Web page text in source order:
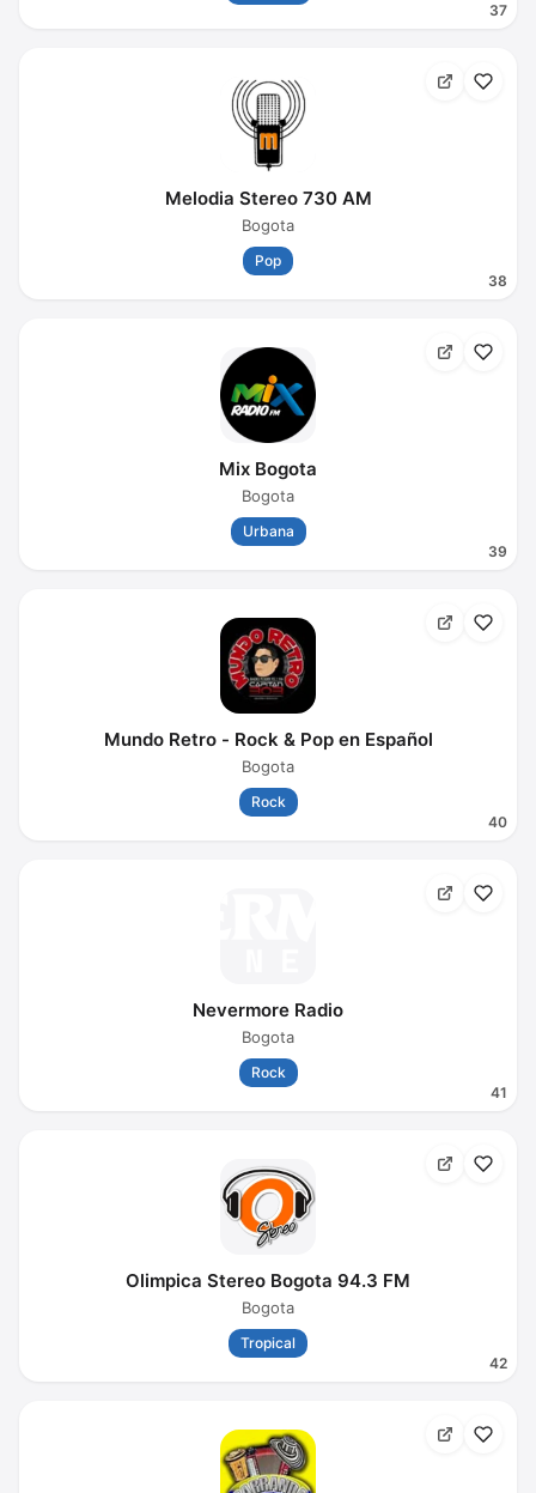
37
38
Melodia Stereo 730 AM
Bogota
Pop
39
Mix Bogota
Bogota
Urbana
40
Mundo Retro - Rock & Pop en Español
Bogota
Rock
41
Nevermore Radio
Bogota
Rock
42
Olimpica Stereo Bogota 94.3 FM
Bogota
Tropical